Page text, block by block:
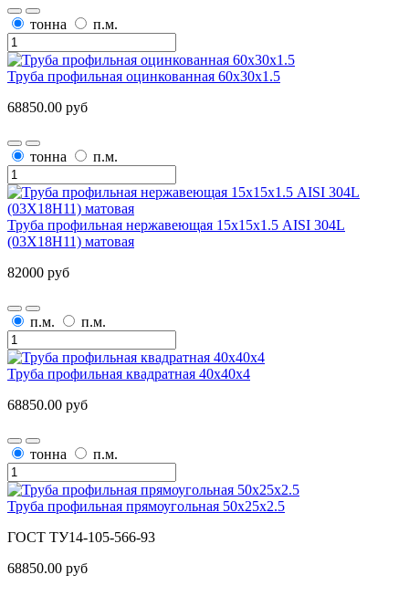
тонна п.м.
Труба профильная оцинкованная 60x30x1.5
68850.00 руб
тонна п.м.
Труба профильная нержавеющая 15х15х1.5 AISI 304L
(03Х18Н11) матовая
82000 руб
п.м. п.м.
Труба профильная квадратная 40х40x4
68850.00 руб
тонна п.м.
Труба профильная прямоугольная 50x25x2.5
ГОСТ ТУ14-105-566-93
68850.00 руб